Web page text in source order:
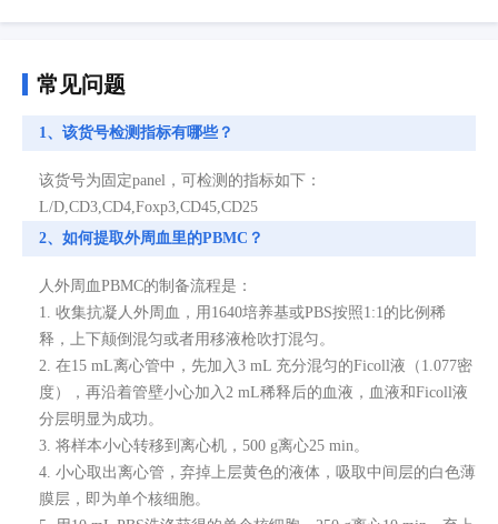
常见问题
1、该货号检测指标有哪些？
该货号为固定panel，可检测的指标如下：
L/D,CD3,CD4,Foxp3,CD45,CD25
2、如何提取外周血里的PBMC？
人外周血PBMC的制备流程是：
1. 收集抗凝人外周血，用1640培养基或PBS按照1:1的比例稀
释，上下颠倒混匀或者用移液枪吹打混匀。
2. 在15 mL离心管中，先加入3 mL 充分混匀的Ficoll液（1.077密
度），再沿着管壁小心加入2 mL稀释后的血液，血液和Ficoll液
分层明显为成功。
3. 将样本小心转移到离心机，500 g离心25 min。
4. 小心取出离心管，弃掉上层黄色的液体，吸取中间层的白色薄
膜层，即为单个核细胞。